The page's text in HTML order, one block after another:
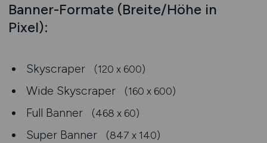
Banner-Formate (Breite/Höhe in
Pixel):
Skyscraper (120 x 600)
Wide Skyscraper (160 x 600)
Full Banner (468 x 60)
Super Banner (847 x 140)